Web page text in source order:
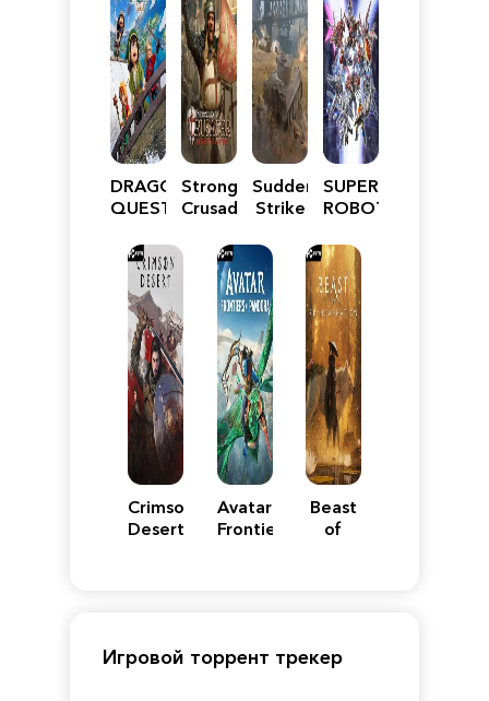
DRAGON
QUEST
Reimagined
Stronghold
Crusader:
Edition
Sudden
Strike
SUPER
ROBOT
Y
Crimson
Desert
Avatar:
Frontiers
Beast
of
Игровой торрент трекер